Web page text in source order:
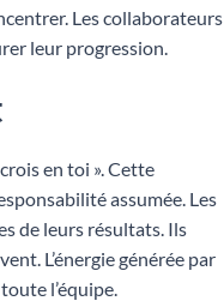
Les collaborateurs
leur progression.
en toi ». Cette
assumée. Les
de leurs résultats. Ils
L’énergie générée par
l’équipe.